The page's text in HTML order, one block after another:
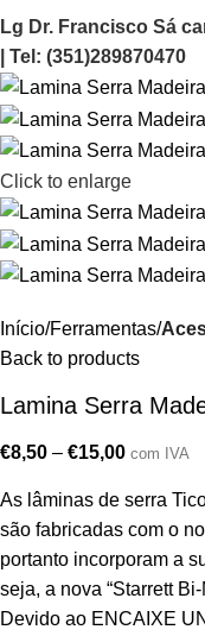
Lg Dr. Francisco Sá
| Tel: (351)289870470
Click to enlarge
Início Ferramentas
Back to products
Lamina Serra
€8,50 – €15,00 com IVA
As lâminas de serra
são fabricadas com o
portanto incorporam a
seja, a nova “Starrett
Devido ao ENCAIXE